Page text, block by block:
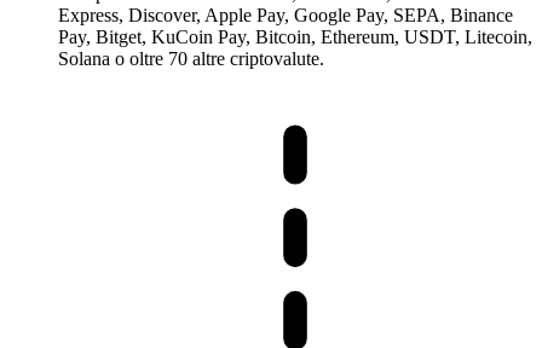
Express, Discover, Apple Pay, Google Pay, SEPA, Binance
Pay, Bitget, KuCoin Pay, Bitcoin, Ethereum, USDT, Litecoin,
Solana o oltre 70 altre criptovalute.